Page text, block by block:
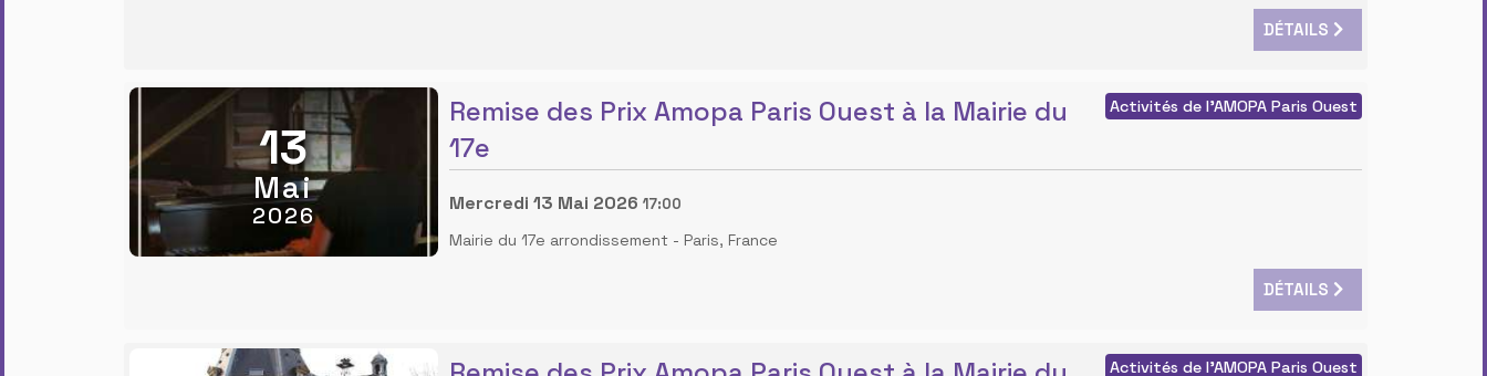
DÉTAILS
13
Mai
2026
Remise des Prix Amopa Paris Ouest à la Mairie du
17e
Activités de l'AMOPA Paris Ouest
Mercredi 13 Mai 2026 17:00
Mairie du 17e arrondissement - Paris, France
DÉTAILS
Activités de l'AMOPA Paris Ouest